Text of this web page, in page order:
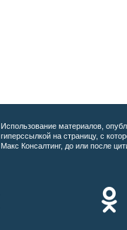
Использование материалов,
гиперссылкой на страницу, с
Макс Консалтинг, до или после